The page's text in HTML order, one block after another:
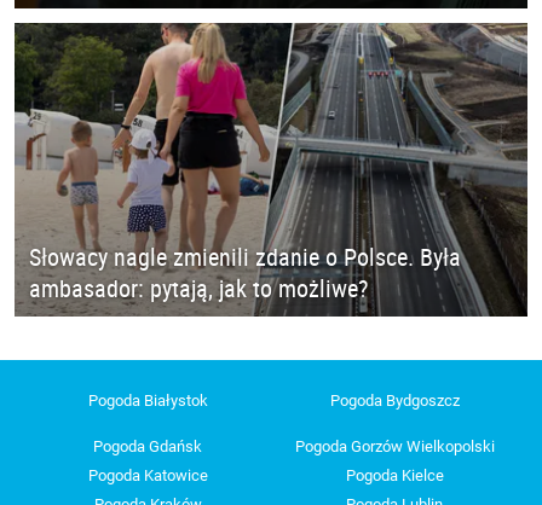
Słowacy nagle zmienili zdanie o Polsce. Była
ambasador: pytają, jak to możliwe?
Pogoda Białystok Pogoda Bydgoszcz
Pogoda Gdańsk
Pogoda Gorzów Wielkopolski
Pogoda Katowice
Pogoda Kielce